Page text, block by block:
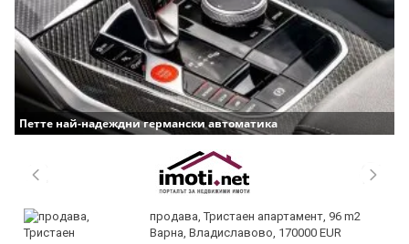
Петте най-надеждни германски автоматика
продава, Тристаен апартамент, 96 m2
Варна, Владиславово, 170000 EUR